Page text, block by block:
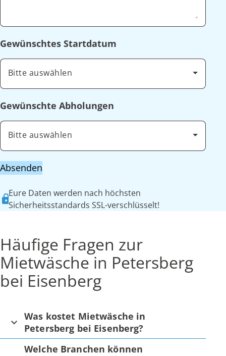
Gewünschtes Startdatum
Bitte auswählen
Gewünschte Abholungen
Bitte auswählen
Absenden
Eure Daten werden nach höchsten
Sicherheitsstandards SSL-verschlüsselt!
Häufige Fragen zur
Mietwäsche in Petersberg
bei Eisenberg
Was kostet Mietwäsche in
Petersberg bei Eisenberg?
Welche Branchen können